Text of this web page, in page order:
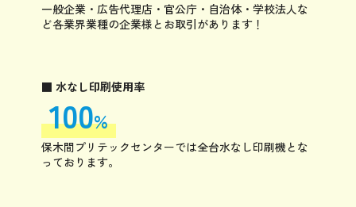
一般企業・広告代理店・官公庁・自治体・学校法人な
ど各業界業種の企業様とお取引があります！
■ 水なし印刷使用率
100%
保木間プリテックセンターでは全台水なし印刷機とな
っております。